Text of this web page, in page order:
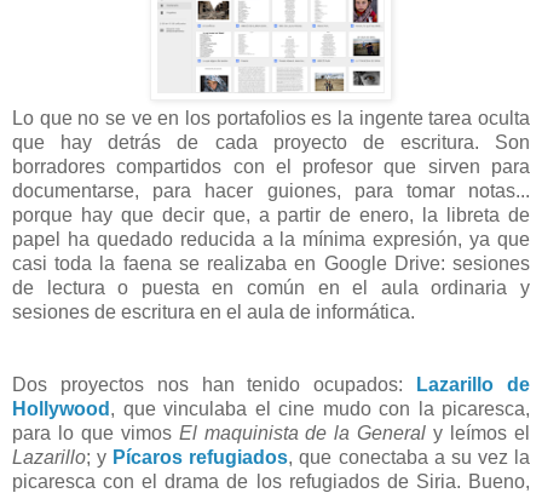
Lo que no se ve en los portafolios es la ingente tarea oculta
que hay detrás de cada proyecto de escritura. Son
borradores compartidos con el profesor que sirven para
documentarse, para hacer guiones, para tomar notas...
porque hay que decir que, a partir de enero, la libreta de
papel ha quedado reducida a la mínima expresión, ya que
casi toda la faena se realizaba en Google Drive: sesiones
de lectura o puesta en común en el aula ordinaria y
sesiones de escritura en el aula de informática.
Dos proyectos nos han tenido ocupados:
Lazarillo de
Hollywood , que vinculaba el cine mudo con la picaresca,
para lo que vimos El maquinista de la General y leímos el
Lazarillo; y Pícaros refugiados, que conectaba a su vez la
picaresca con el drama de los refugiados de Siria. Bueno,